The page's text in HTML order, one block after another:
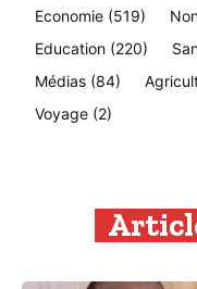
Economie (519)
Education (220)
Médias (84)
Voyage (2)